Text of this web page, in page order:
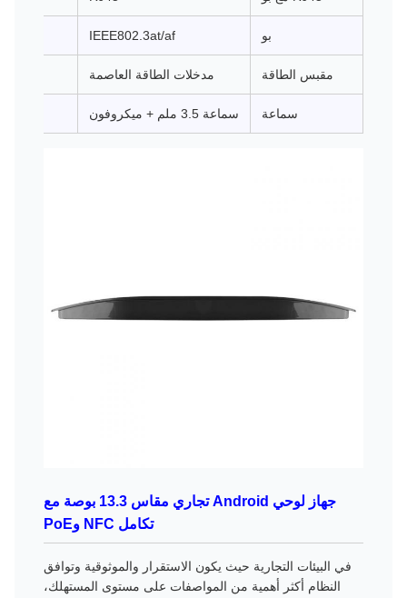
بو IEEE802.3at/af
مقبس الطاقة مدخلات الطاقة العاصمة
سماعة سماعة 3.5 ملم + ميكروفون
جهاز لوحي Android تجاري مقاس 13.3 بوصة مع
تكامل NFC وPoE
في البيئات التجارية حيث يكون الاستقرار والموثوقية وتوافق
النظام أكثر أهمية من المواصفات على مستوى المستهلك،